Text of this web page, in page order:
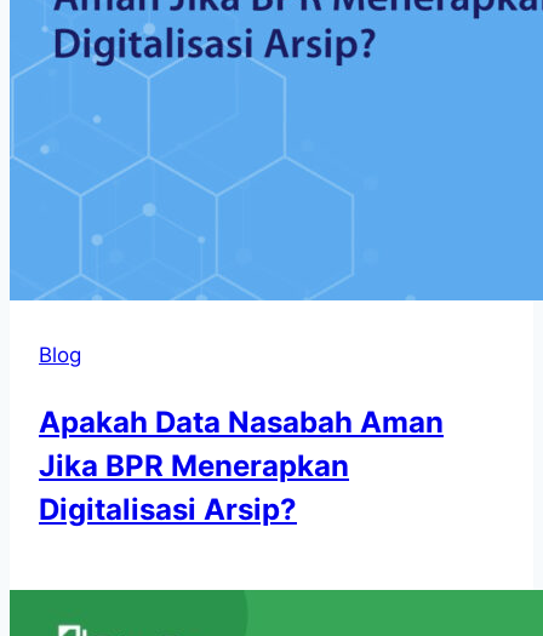
Blog
Apakah Data Nasabah Aman
Jika BPR Menerapkan
Digitalisasi Arsip?